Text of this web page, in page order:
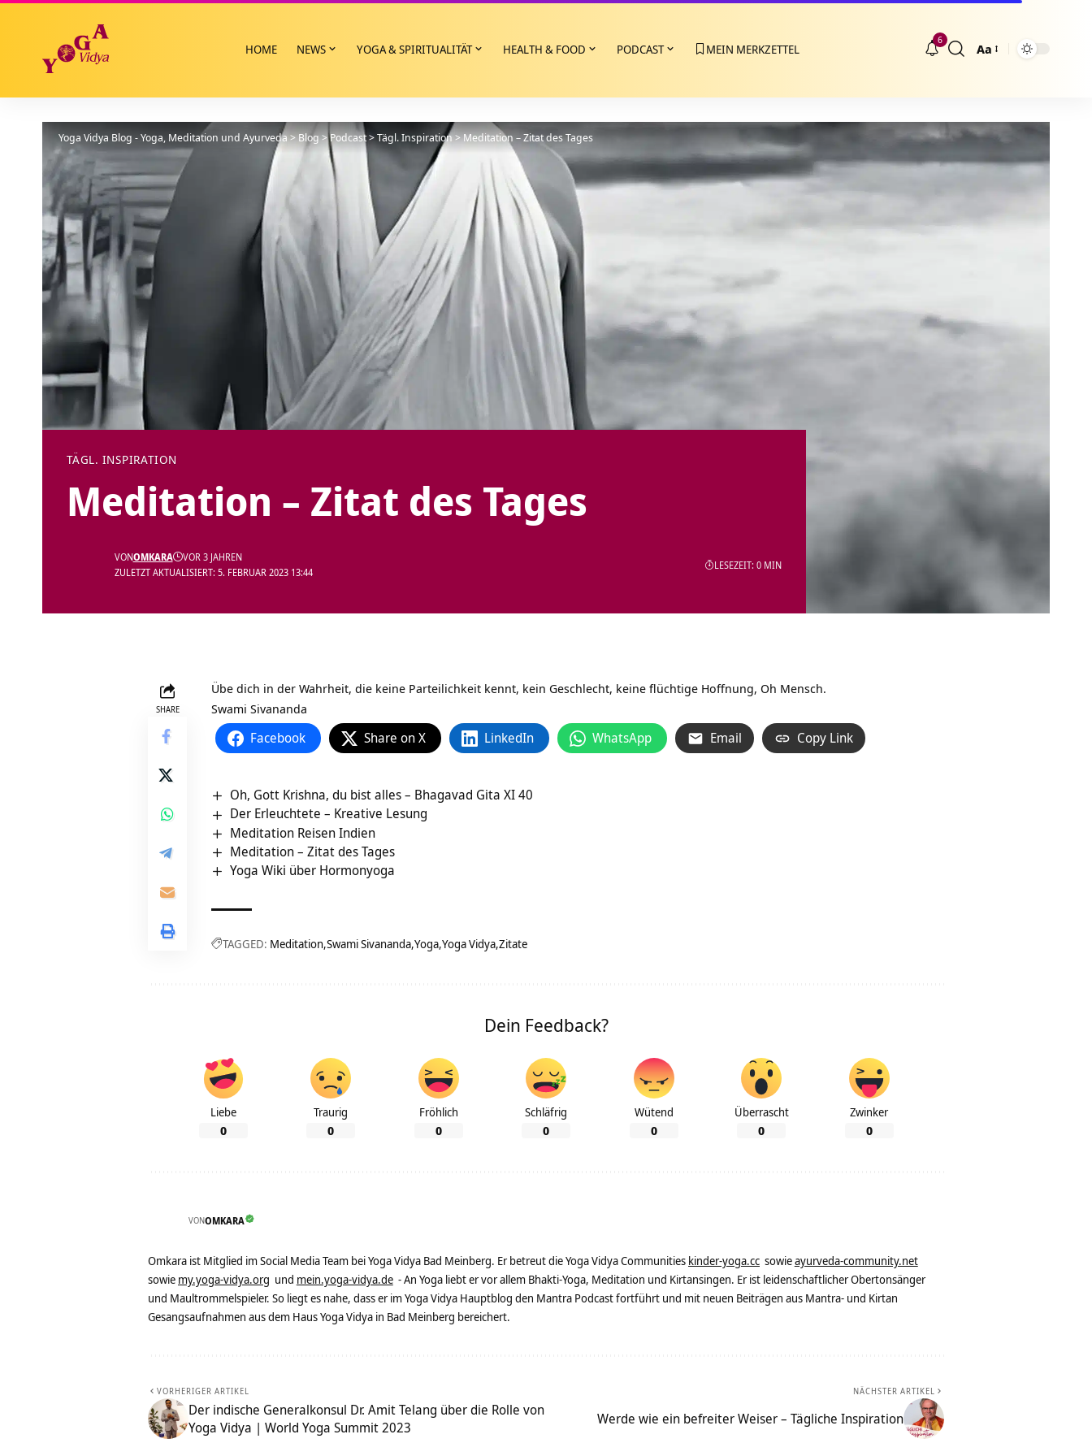
HOME NEWS YOGA & SPIRITUALITÄT HEALTH & FOOD PODCAST MEIN MERKZETTEL
6
Größenänderung
Aa
Yoga Vidya Blog - Yoga, Meditation und Ayurveda>Blog>Podcast>Tägl. Inspiration>Meditation – Zitat des Tages
TÄGL. INSPIRATION
Meditation – Zitat des Tages
ZULETZT AKTUALISIERT: 5. FEBRUAR 2023 13:44
VONOMKARA VOR 3 JAHREN
LESEZEIT: 0 MIN
SHARE
Übe dich in der Wahrheit, die keine Parteilichkeit kennt, kein Geschlecht, keine flüchtige Hoffnung, Oh Mensch.
Swami Sivananda
Facebook Share on X LinkedIn WhatsApp Email Copy Link
Oh, Gott Krishna, du bist alles – Bhagavad Gita XI 40
Der Erleuchtete – Kreative Lesung
Meditation Reisen Indien
Meditation – Zitat des Tages
Yoga Wiki über Hormonyoga
TAGGED: Meditation Swami Sivananda Yoga Yoga Vidya Zitate
Dein Feedback?
Liebe
0
Traurig
0
Fröhlich
0
Schläfrig
0
Wütend
0
Überrascht
0
Zwinker
0
VONOMKARA
Omkara ist Mitglied im Social Media Team bei Yoga Vidya Bad Meinberg. Er betreut die Yoga Vidya Communities kinder-yoga.cc sowieayurveda-community.net
sowie my.yoga-vidya.org und mein.yoga-vidya.de - An Yoga liebt er vor allem Bhakti-Yoga, Meditation und Kirtansingen. Er ist leidenschaftlicher Obertonsänger
und Maultrommelspieler. So liegt es nahe, dass er im Yoga Vidya Hauptblog den Mantra Podcast fortführt und mit neuen Beiträgen aus Mantra- und Kirtan
Gesangsaufnahmen aus dem Haus Yoga Vidya in Bad Meinberg bereichert.
VORHERIGER ARTIKEL
Der indische Generalkonsul Dr. Amit Telang über die Rolle von
Yoga Vidya | World Yoga Summit 2023
NÄCHSTER ARTIKEL
Werde wie ein befreiter Weiser – Tägliche Inspiration